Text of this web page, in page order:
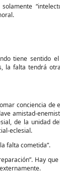
sentido el
falta tendrá
conciencia de
amistad-
de la unidad
eclesial.
falta cometida”.
Hay que